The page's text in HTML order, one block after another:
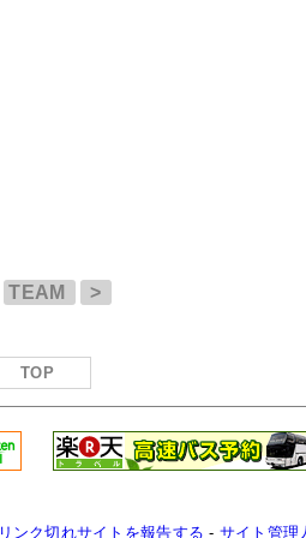
TEAM >
TOP
リンク切れサイトを報告する - サイト管理